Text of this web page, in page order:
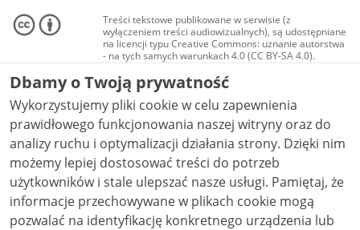
Treści tekstowe publikowane w serwisie (z
wyłączeniem treści audiowizualnych), są udostępniane
na licencji typu Creative Commons: uznanie autorstwa
- na tych samych warunkach 4.0 (CC BY-SA 4.0).
Materiały audiowizualne, w tym zdjęcia, materiały
audio i wideo, są udostępniane na licencji typu
Creative Commons: uznanie autorstwa użycie
niekomercyjne - bez utworów zależnych 4.0 (CC BY-
NC-ND 4.0), o ile nie jest to stwierdzone inaczej.
Dbamy o Twoją prywatność
Wykorzystujemy pliki cookie w celu zapewnienia
prawidłowego funkcjonowania naszej witryny oraz do
analizy ruchu i optymalizacji działania strony. Dzięki nim
możemy lepiej dostosować treści do potrzeb
użytkowników i stale ulepszać nasze usługi. Pamiętaj, że
informacje przechowywane w plikach cookie mogą
pozwalać na identyfikację konkretnego urządzenia lub